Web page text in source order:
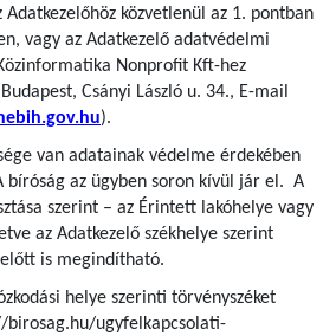
közvetlenül az 1. pontban
vagy az Adatkezelő adatvédelmi
Nonprofit Kft-hez
Csányi László u. 34., E-mail
).
van adatainak védelme érdekében
bíróság az ügyben soron kívül jár el. A
szerint – az Érintett lakóhelye vagy
az Adatkezelő székhelye szerint
is megindítható.
helye szerinti törvényszéket
ugyfelkapcsolati-